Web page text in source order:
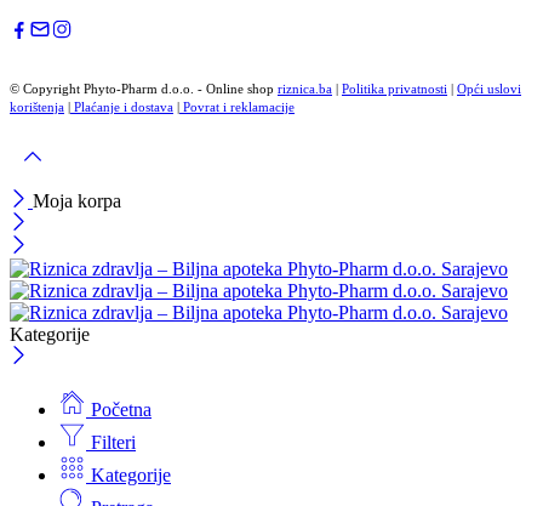
© Copyright Phyto-Pharm d.o.o. - Online shop riznica.ba Politika privatnosti
Opći uslovi
korištenja
Plaćanje i dostava Povrat i reklamacije
Moja korpa
Kategorije
Početna
Filteri
Kategorije